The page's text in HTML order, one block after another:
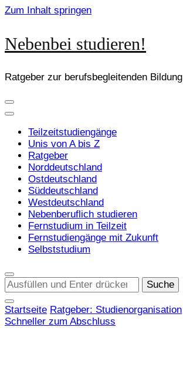
Zum Inhalt springen
Nebenbei studieren!
Ratgeber zur berufsbegleitenden Bildung
Teilzeitstudiengänge
Unis von A bis Z
Ratgeber
Norddeutschland
Ostdeutschland
Süddeutschland
Westdeutschland
Nebenberuflich studieren
Fernstudium in Teilzeit
Fernstudiengänge mit Zukunft
Selbststudium
Suchst
du
nach
etwas?
Startseite Ratgeber: Studienorganisation
Schneller zum Abschluss